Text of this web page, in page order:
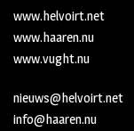
www.helvoirt.net
www.haaren.nu
www.vught.nu
nieuws@helvoirt.net
info@haaren.nu